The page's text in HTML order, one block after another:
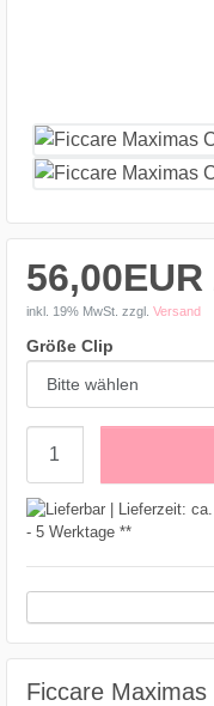
56,00EUR
inkl. 19% MwSt. zzgl. Versand
Größe Clip
- 5 Werktage **
Ficcare